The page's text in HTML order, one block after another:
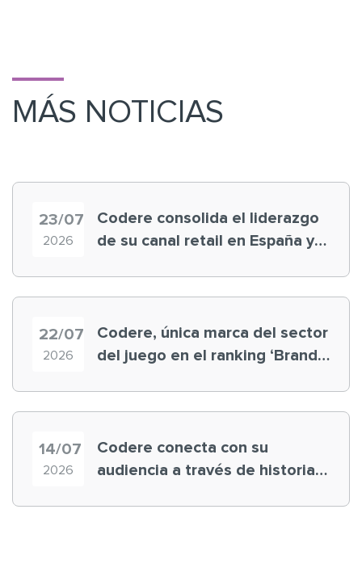
MÁS NOTICIAS
23/07
2026
Codere consolida el liderazgo
de su canal retail en España y
22/07
2026
Codere, única marca del sector
del juego en el ranking ‘Brand
14/07
2026
Codere conecta con su
audiencia a través de historias